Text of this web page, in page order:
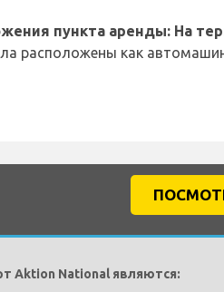
пункта аренды: На
расположены как
Aktion National являются: